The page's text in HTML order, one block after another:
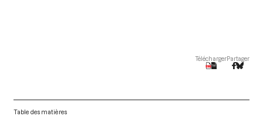
TéléchargerPartager
Table des matières